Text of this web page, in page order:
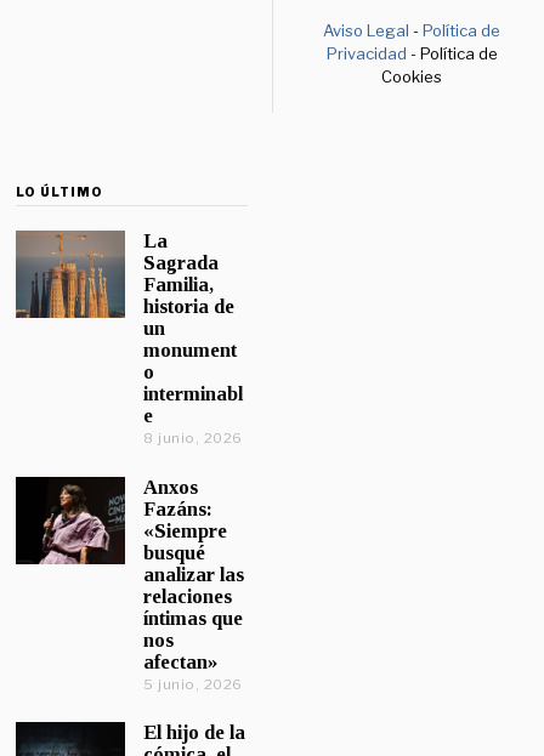
Aviso Legal -Política de
Privacidad - Política de
Cookies
LO ÚLTIMO
La
Sagrada
Familia,
historia de
un
monument
o
interminabl
e
8 junio, 2026
Anxos
Fazáns:
«Siempre
busqué
analizar las
relaciones
íntimas que
nos
afectan»
5 junio, 2026
El hijo de la